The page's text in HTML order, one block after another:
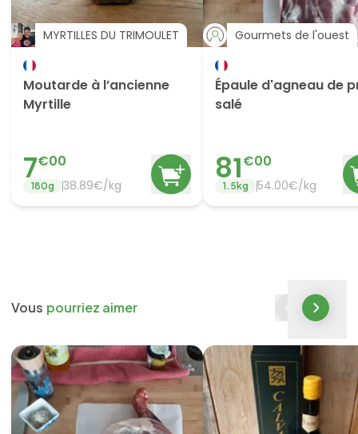
MYRTILLES DU TRIMOULET
Moutarde à l’ancienne
Myrtille
7€00
180g 38.89€/kg
Gourmets de l'ouest
Épaule d'agneau de
salé
81€00
1.5kg 54.00€/kg
Vous pourriez aimer